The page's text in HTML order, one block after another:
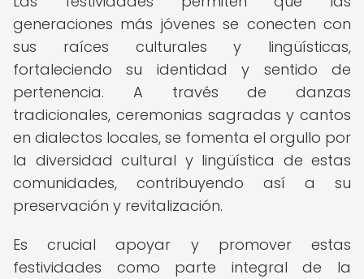
generaciones más jóvenes se conecten con
sus raíces culturales y lingüísticas,
fortaleciendo su identidad y sentido de
pertenencia. A través de danzas
tradicionales, ceremonias sagradas y cantos
en dialectos locales, se fomenta el orgullo por
la diversidad cultural y lingüística de estas
comunidades, contribuyendo así a su
preservación y revitalización.
Es crucial apoyar y promover estas
festividades como parte integral de la